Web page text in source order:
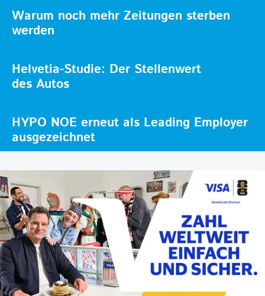
Warum noch mehr Zeitungen sterben
werden
Helvetia-Studie: Der Stellenwert
des Autos
HYPO NOE erneut als Leading Employer
ausgezeichnet